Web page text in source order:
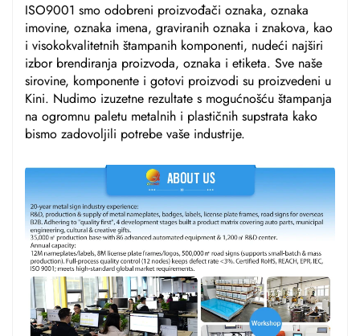
ISO9001 smo odobreni proizvođači oznaka, oznaka
imovine, oznaka imena, graviranih oznaka i znakova, kao
i visokokvalitetnih štampanih komponenti, nudeći najširi
izbor brendiranja proizvoda, oznaka i etiketa. Sve naše
sirovine, komponente i gotovi proizvodi su proizvedeni u
Kini. Nudimo izuzetne rezultate s mogućnošću štampanja
na ogromnu paletu metalnih i plastičnih supstrata kako
bismo zadovoljili potrebe vaše industrije.